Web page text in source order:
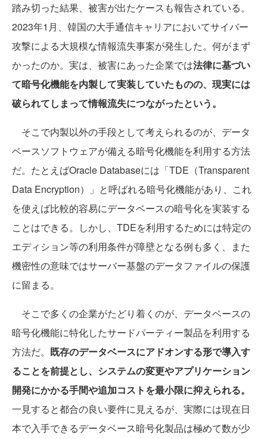
踏み切った結果、被害が出たケースも報告されている。
2023年1月、韓国の大手通信キャリアにおいてサイバー
攻撃による大規模な情報流失事案が発生した。何がまず
かったのか。実は、被害にあった企業では法律に基づい
て暗号化機能を内製して実装していたものの、現実には
破られてしまって情報流失につながったという。
そこで内製以外の手段として考えられるのが、データ
ベースソフトウェアが備える暗号化機能を利用する方法
だ。たとえばOracle Databaseには「TDE（Transparent
Data Encryption）」と呼ばれる暗号化機能があり、これ
を使えば比較的容易にデータベースの暗号化を実装する
ことはできる。しかし、TDEを利用するためには特定の
エディション等の利用条件が障壁となる例も多く、また
機密性の意味ではサーバー基盤のデータファイルの保護
に留まる。
そこで多くの企業がたどり着くのが、データベースの
暗号化機能に特化したサードパーティー製品を利用する
方法だ。 既存のデータベースにアドオンする形で導入す
ることを前提とし、システムの変更やアプリケーション
開発にかかる手間や追加コストを最小限に抑えられる。
一見すると都合の良い要件に見えるが、実際には現在日
本で入手できるデータベース暗号化製品は極めて数が少